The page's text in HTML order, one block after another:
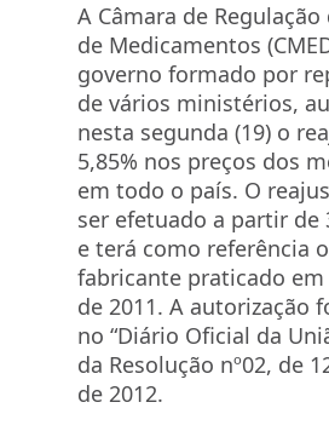
A Câmara de
de Medicamentos
governo formado por
de vários ministérios,
nesta segunda (19) o
5,85% nos preços dos
em todo o país. O
ser efetuado a partir de
e terá como referência
fabricante praticado em
de 2011. A autorização
no “Diário Oficial da
da Resolução nº02, de
de 2012.